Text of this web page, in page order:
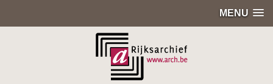
MENU